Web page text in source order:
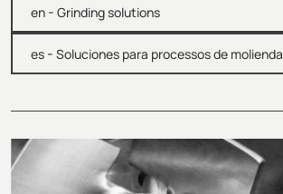
en - Grinding solutions
es - Soluciones para processos de molienda